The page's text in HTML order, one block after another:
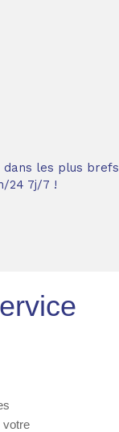
dans les plus brefs
24 7j/7 !
votre